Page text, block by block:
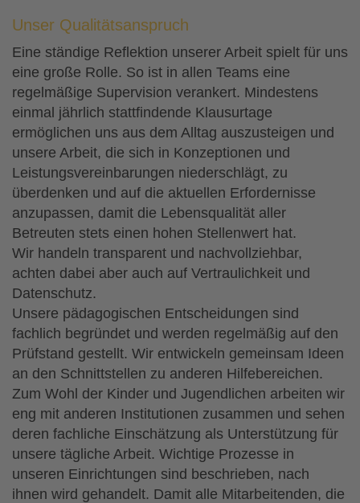
Unser Qualitätsanspruch
Eine ständige Reflektion unserer Arbeit spielt für uns
eine große Rolle. So ist in allen Teams eine
regelmäßige Supervision verankert. Mindestens
einmal jährlich stattfindende Klausurtage
ermöglichen uns aus dem Alltag auszusteigen und
unsere Arbeit, die sich in Konzeptionen und
Leistungsvereinbarungen niederschlägt, zu
überdenken und auf die aktuellen Erfordernisse
anzupassen, damit die Lebensqualität aller
Betreuten stets einen hohen Stellenwert hat.
Wir handeln transparent und nachvollziehbar,
achten dabei aber auch auf Vertraulichkeit und
Datenschutz.
Unsere pädagogischen Entscheidungen sind
fachlich begründet und werden regelmäßig auf den
Prüfstand gestellt. Wir entwickeln gemeinsam Ideen
an den Schnittstellen zu anderen Hilfebereichen.
Zum Wohl der Kinder und Jugendlichen arbeiten wir
eng mit anderen Institutionen zusammen und sehen
deren fachliche Einschätzung als Unterstützung für
unsere tägliche Arbeit. Wichtige Prozesse in
unseren Einrichtungen sind beschrieben, nach
ihnen wird gehandelt. Damit alle Mitarbeitenden, die